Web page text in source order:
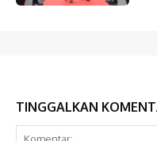
TINGGALKAN